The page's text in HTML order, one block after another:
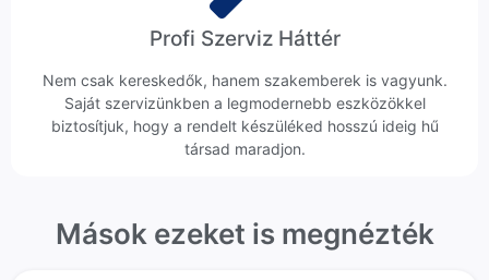
Profi Szerviz Háttér
Nem csak kereskedők, hanem szakemberek is vagyunk.
Saját szervizünkben a legmodernebb eszközökkel
biztosítjuk, hogy a rendelt készüléked hosszú ideig hű
társad maradjon.
Mások ezeket is megnézték